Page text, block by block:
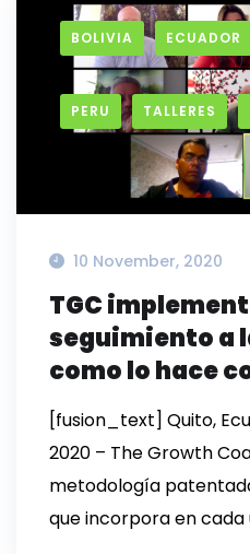
BOLIVIA ECUADOR
PERU TALLERES
10 November, 2020
TGC
seguimiento a
como lo hace
[fusion_text] Quito,
2020 – The Growth
metodología
que incorpora en cada